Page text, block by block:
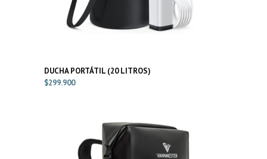
DUCHA PORTÁTIL (20 LITROS)
$299.900